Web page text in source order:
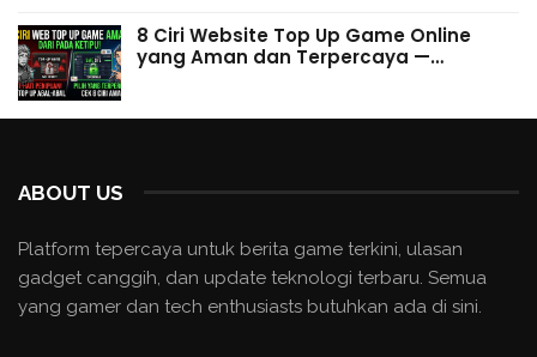
8 Ciri Website Top Up Game Online
yang Aman dan Terpercaya —…
ABOUT US
Platform tepercaya untuk berita game terkini, ulasan
gadget canggih, dan update teknologi terbaru. Semua
yang gamer dan tech enthusiasts butuhkan ada di sini.